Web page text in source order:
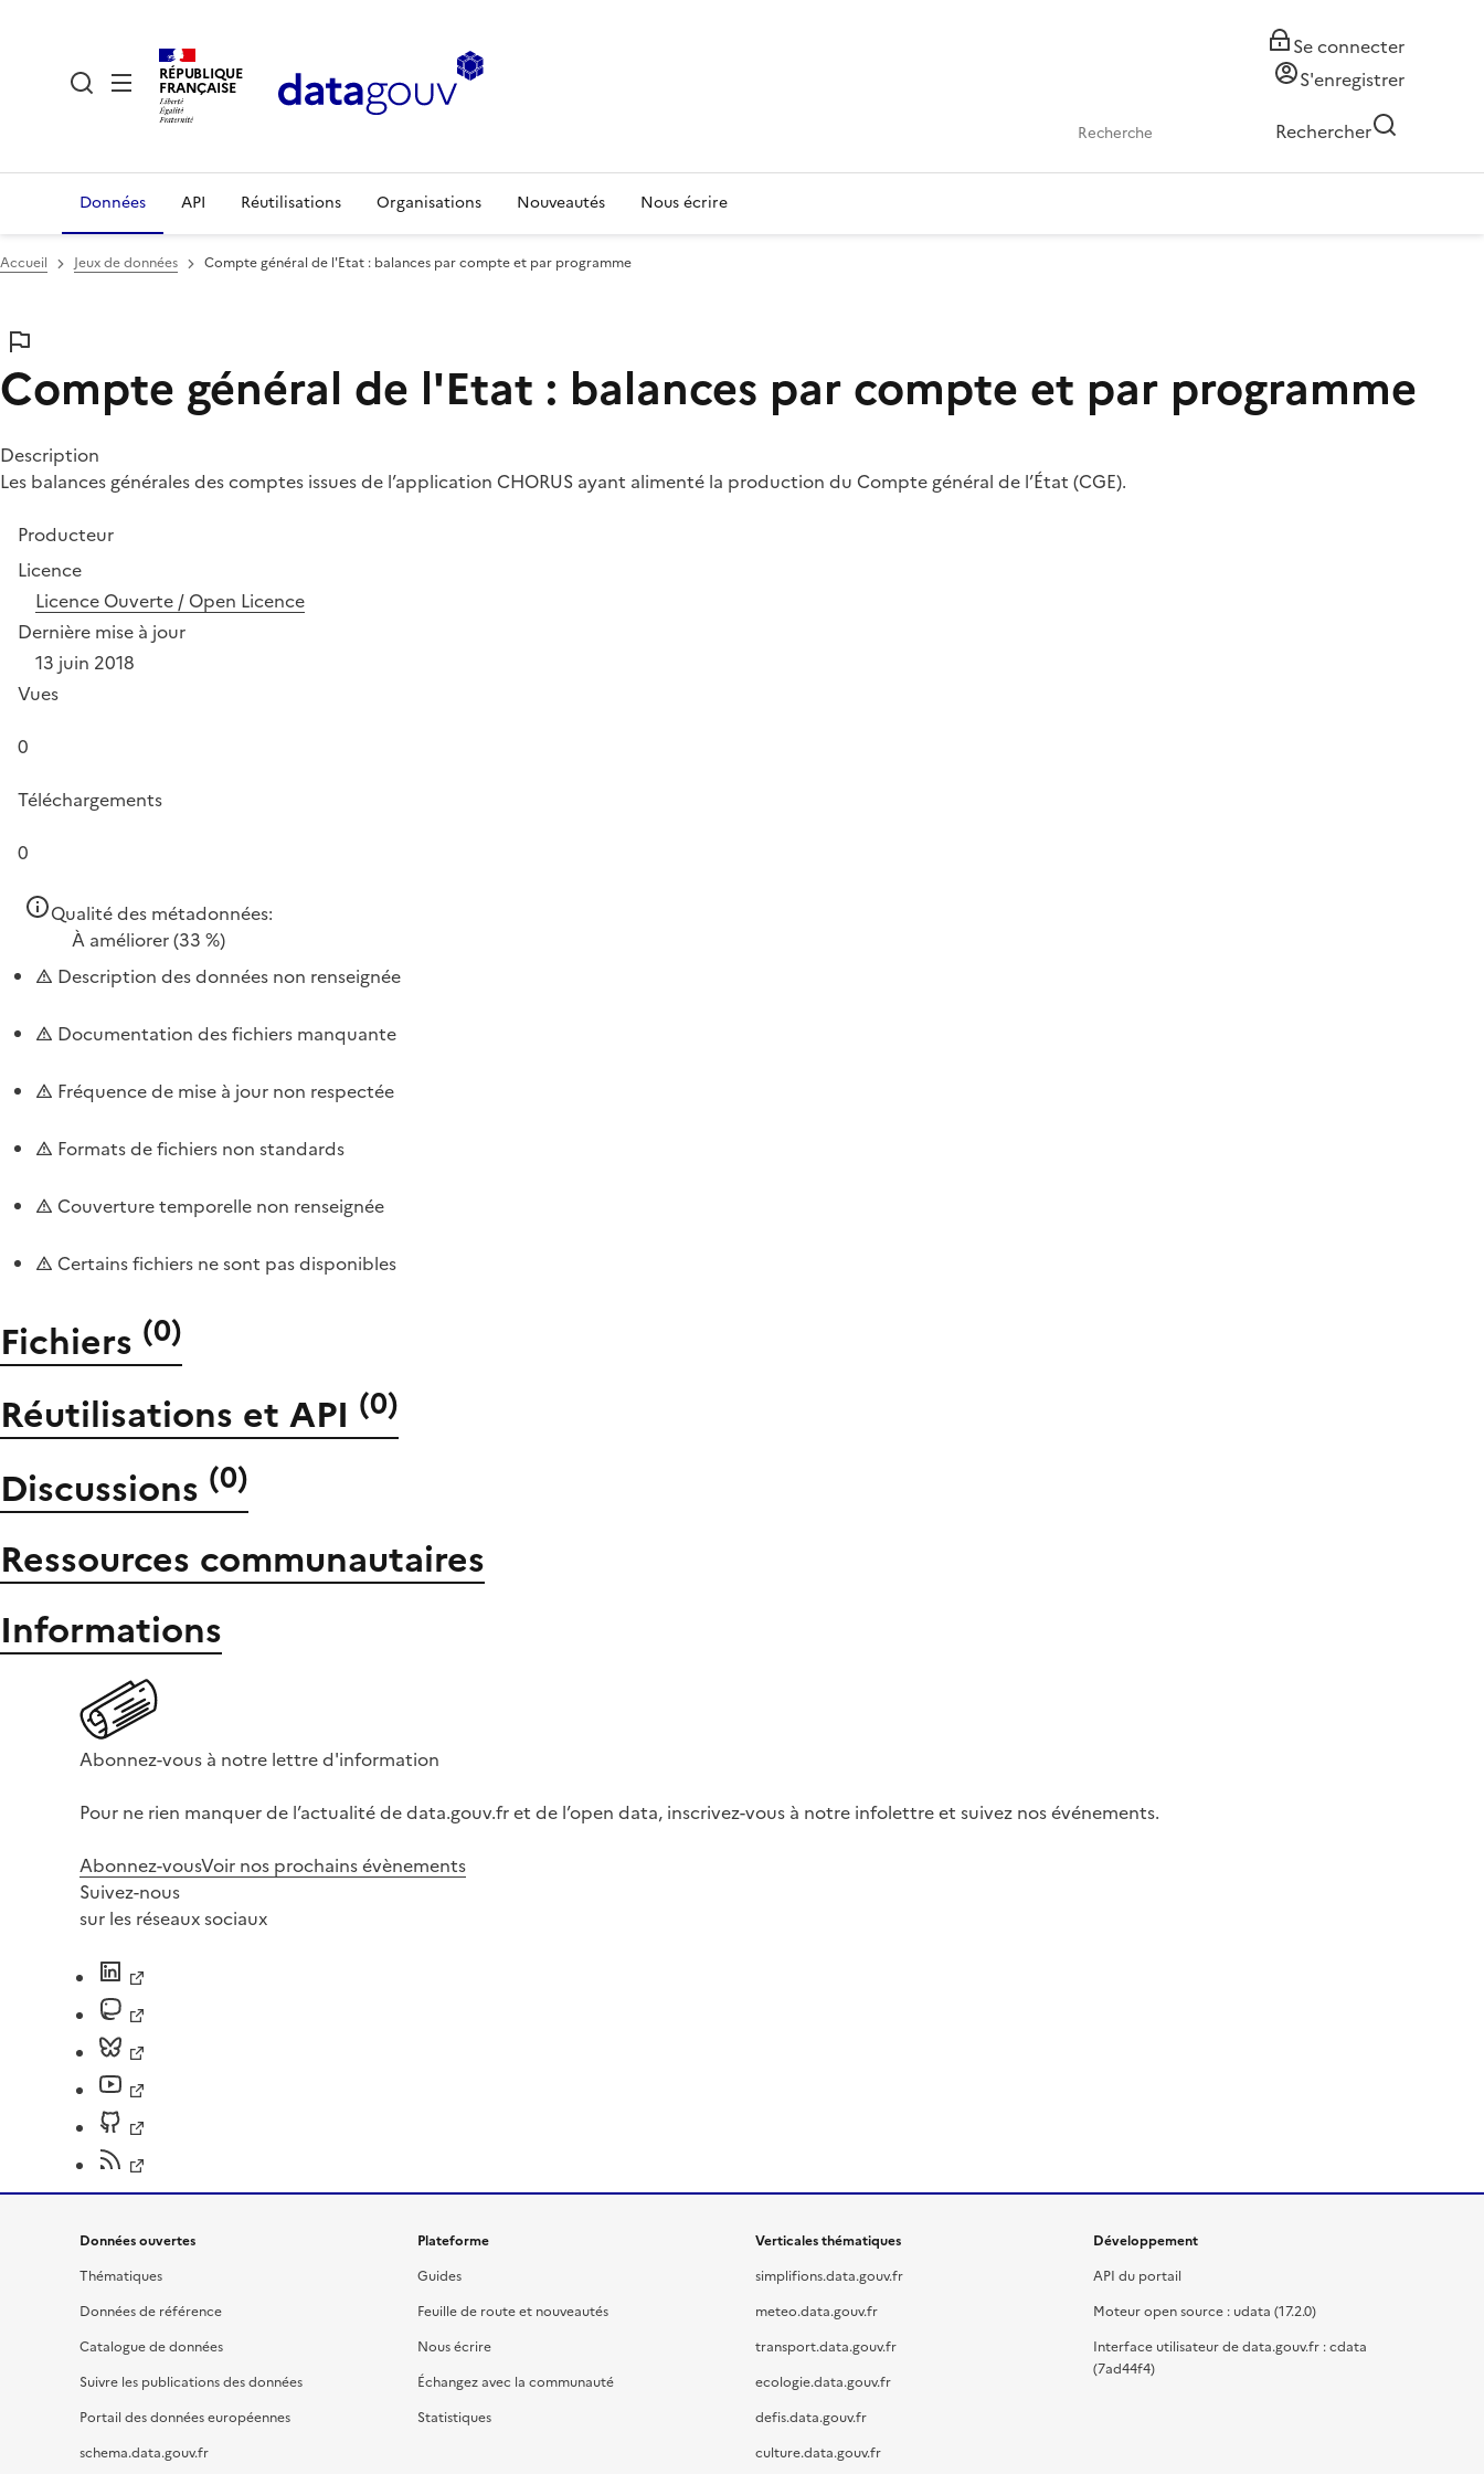
RÉPUBLIQUE
FRANÇAISE
Se connecter
S'enregistrer
Rechercher
Données API Réutilisations Organisations Nouveautés Nous écrire
Accueil Jeux de données Compte général de l'Etat : balances par compte et par programme
Compte général de l'Etat : balances par compte et par programme
Description
Les balances générales des comptes issues de l’application CHORUS ayant alimenté la production du Compte général de l’État (CGE).
Producteur
Licence
Licence Ouverte / Open Licence
Dernière mise à jour
13 juin 2018
Vues
0
Téléchargements
0
Qualité des métadonnées:
À améliorer(33 %)
Description des données non renseignée
Documentation des fichiers manquante
Fréquence de mise à jour non respectée
Formats de fichiers non standards
Couverture temporelle non renseignée
Certains fichiers ne sont pas disponibles
Fichiers (0)
Réutilisations et API (0)
Discussions (0)
Ressources communautaires
Informations
Abonnez-vous à notre lettre d'information
Pour ne rien manquer de l’actualité de data.gouv.fr et de l’open data, inscrivez-vous à notre infolettre et suivez nos événements.
Abonnez-vousVoir nos prochains évènements
Suivez-nous
sur les réseaux sociaux
Données ouvertes
Thématiques
Données de référence
Catalogue de données
Suivre les publications des données
Portail des données européennes
schema.data.gouv.fr
Plateforme
Guides
Feuille de route et nouveautés
Nous écrire
Échangez avec la communauté
Statistiques
Verticales thématiques
simplifions.data.gouv.fr
meteo.data.gouv.fr
transport.data.gouv.fr
ecologie.data.gouv.fr
defis.data.gouv.fr
culture.data.gouv.fr
Développement
API du portail
Moteur open source : udata (17.2.0)
Interface utilisateur de data.gouv.fr : cdata
(7ad44f4)